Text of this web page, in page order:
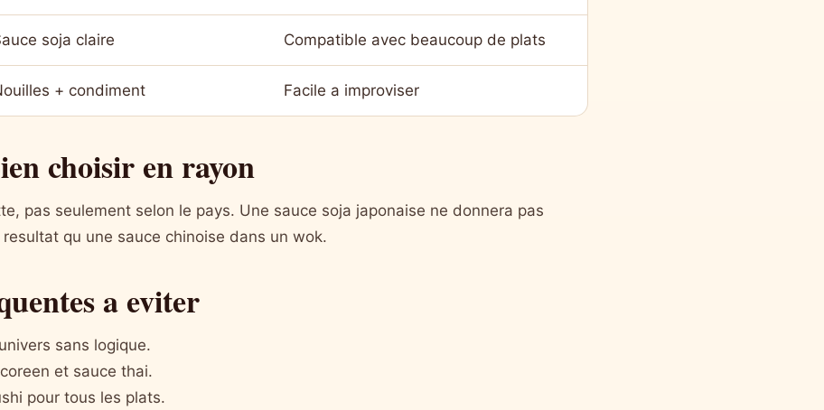
soja claire Compatible avec beaucoup de plats
+ condiment Facile a improviser
choisir en rayon
pas seulement selon le pays. Une sauce soja japonaise ne donnera pas
qu une sauce chinoise dans un wok.
a eviter
sans logique.
et sauce thai.
pour tous les plats.